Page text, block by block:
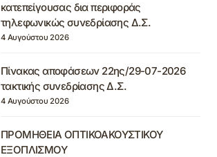
κατεπείγουσας δια περιφοράς
τηλεφωνικώς συνεδρίασης Δ.Σ.
4 Αυγούστου 2026
Πίνακας αποφάσεων 22ης/29-07-2026
τακτικής συνεδρίασης Δ.Σ.
4 Αυγούστου 2026
ΠΡΟΜΗΘΕΙΑ ΟΠΤΙΚΟΑΚΟΥΣΤΙΚΟΥ
ΕΞΟΠΛΙΣΜΟΥ